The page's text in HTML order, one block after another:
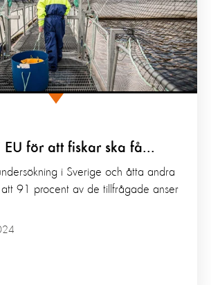
EU för att fiskar ska få...
i Sverige och åtta andra
att 91 procent av de tillfrågade anser